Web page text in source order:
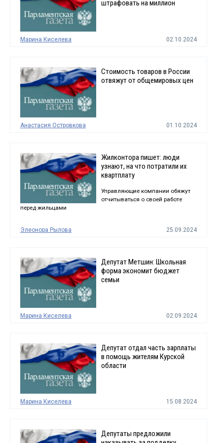
штрафовать на миллион
Марина Киселева 02.10.2024
Стоимость товаров в России
отвяжут от общемировых цен
Анастасия Островкова 01.10.2024
Жилконтора пишет: люди
узнают, на что потратили их
квартплату
Управляющие компании обяжут
отчитываться о своей работе
перед жильцами
Элеонора Рылова 25.09.2024
Депутат Метшин: Школьная
форма экономит бюджет
семьи
Марина Киселева 02.09.2024
Депутат отдал часть зарплаты
в помощь жителям Курской
области
Марина Киселева 15.08.2024
Депутаты предложили